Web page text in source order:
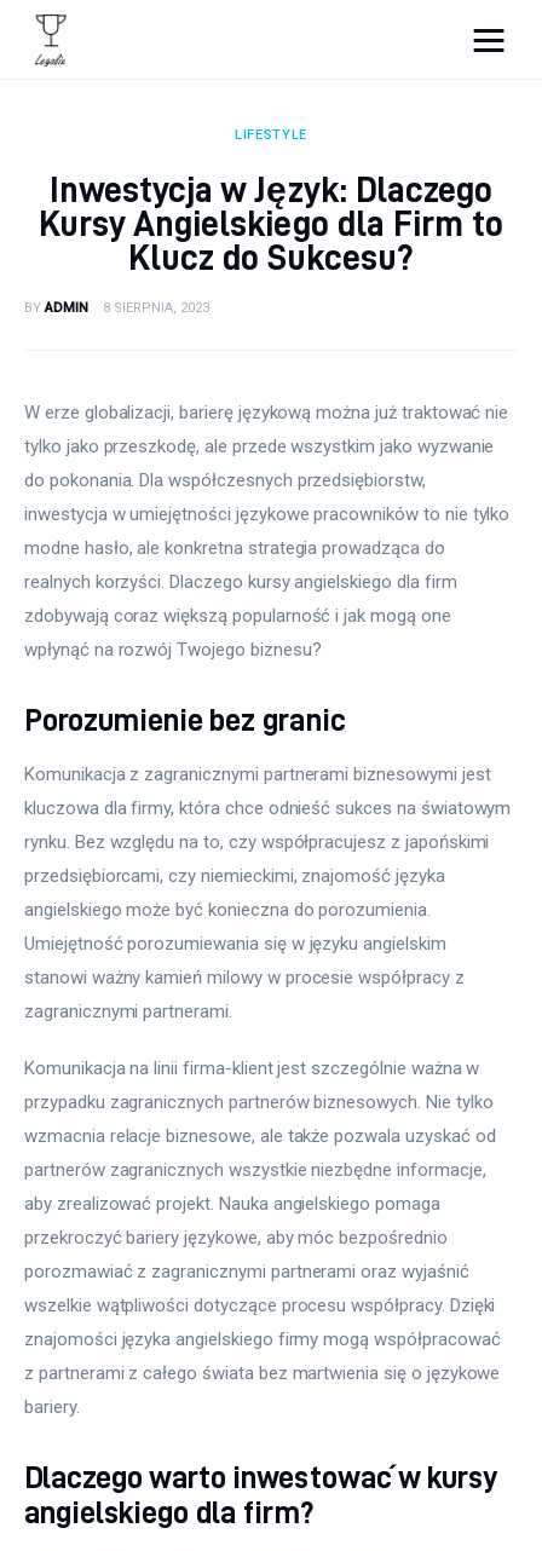
Wnętrza
Zdrowie i uroda
Kulinaria
Lifestyle
LIFESTYLE
Inwestycja w Język: Dlaczego
Kursy Angielskiego dla Firm to
Klucz do Sukcesu?
BY ADMIN 8 SIERPNIA, 2023
W erze globalizacji, barierę językową można już traktować nie
tylko jako przeszkodę, ale przede wszystkim jako wyzwanie
do pokonania. Dla współczesnych przedsiębiorstw,
inwestycja w umiejętności językowe pracowników to nie tylko
modne hasło, ale konkretna strategia prowadząca do
realnych korzyści. Dlaczego kursy angielskiego dla firm
zdobywają coraz większą popularność i jak mogą one
wpłynąć na rozwój Twojego biznesu?
Porozumienie bez granic
Komunikacja z zagranicznymi partnerami biznesowymi jest
kluczowa dla firmy, która chce odnieść sukces na światowym
rynku. Bez względu na to, czy współpracujesz z japońskimi
przedsiębiorcami, czy niemieckimi, znajomość języka
angielskiego może być konieczna do porozumienia.
Umiejętność porozumiewania się w języku angielskim
stanowi ważny kamień milowy w procesie współpracy z
zagranicznymi partnerami.
Komunikacja na linii firma-klient jest szczególnie ważna w
przypadku zagranicznych partnerów biznesowych. Nie tylko
wzmacnia relacje biznesowe, ale także pozwala uzyskać od
partnerów zagranicznych wszystkie niezbędne informacje,
aby zrealizować projekt. Nauka angielskiego pomaga
przekroczyć bariery językowe, aby móc bezpośrednio
porozmawiać z zagranicznymi partnerami oraz wyjaśnić
wszelkie wątpliwości dotyczące procesu współpracy. Dzięki
znajomości języka angielskiego firmy mogą współpracować
z partnerami z całego świata bez martwienia się o językowe
bariery.
Dlaczego warto inwestować w kursy
angielskiego dla firm?